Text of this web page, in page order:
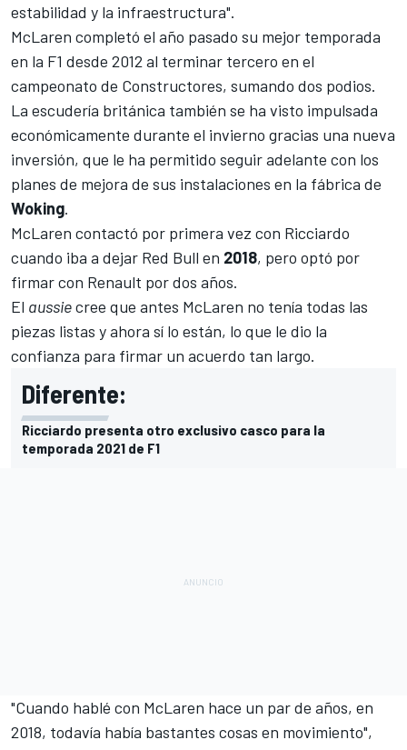
estabilidad y la infraestructura".
McLaren completó el año pasado su mejor temporada
en la F1 desde 2012 al terminar tercero en el
campeonato de Constructores, sumando dos podios.
La escudería británica también se ha visto impulsada
económicamente durante el invierno gracias una nueva
inversión, que le ha permitido seguir adelante con los
planes de mejora de sus instalaciones en la fábrica de
Woking.
McLaren contactó por primera vez con Ricciardo
cuando iba a dejar Red Bull en 2018, pero optó por
firmar con Renault por dos años.
El aussiecree que antes McLaren no tenía todas las
piezas listas y ahora sí lo están, lo que le dio la
confianza para firmar un acuerdo tan largo.
Diferente:
Ricciardo presenta otro exclusivo casco para la
temporada 2021 de F1
"Cuando hablé con McLaren hace un par de años, en
2018, todavía había bastantes cosas en movimiento",